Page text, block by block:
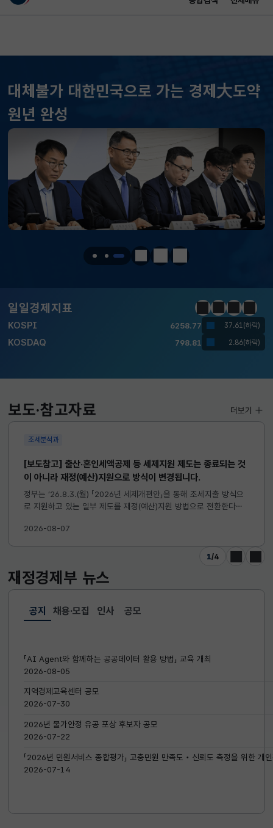
대체불가 대한민국으로 가는 경제大도약
원년 완성
정지 이전 다음
일일경제지표
KOSPI 6258.77 37.61(하락)
KOSDAQ
국고채(3년) 3.746 0.004(상승)
달러-원 1417.7000 6.1000(하락)
KOSPI 6258.77 37.61(하락)
KOSDAQ 798.81 2.86(하락)
KOSPI 6258.77 37.61(하락)
KOSDAQ 798.81 2.86(하락)
국고채(3년)
정지이전다음일일경
보도·참고자료
조세분석과
[보도참고] 출산·혼인세액공제 등 세제지원 제도는 종료되는 것
이 아니라 재정(예산)지원으로 방식이 변경됩니다.
정부는 ’26.8.3.(월) 「2026년 세제개편안」을 통해 조세지출 방식으
로 지원하고 있는 일부 제도를 재정(예산)지원 방법으로 전환한다고
2026-08-07
1/4
이전 다음
더보기
재정경제부 뉴스
공지
선택됨
공지
「AI Agent와 함께하는 공공데이터 활용 방법」 교육 개최
2026-08-05
지역경제교육센터 공모
2026-07-30
2026년 물가안정 유공 포상 후보자 공모
2026-07-22
「2026년 민원서비스 종합평가」 고충민원 만족도‧신뢰도 측정을 위한 개
2026-07-14
채용·모집 인사 공모